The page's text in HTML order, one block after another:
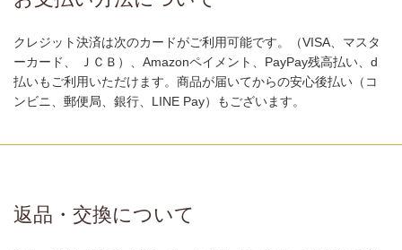
クレジット決済は次のカードがご利用可能です。（VISA、マスタ
ーカード、 ＪＣＢ）、Amazonペイメント、PayPay残高払い、d
払いもご利用いただけます。商品が届いてからの安心後払い（コ
ンビニ、郵便局、銀行、LINE Pay）もございます。
返品・交換について